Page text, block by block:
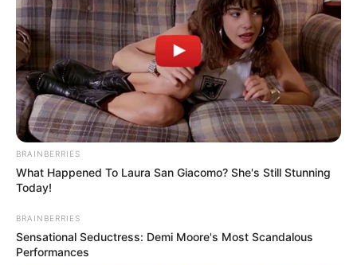
BRAINBERRIES
What Happened To Laura San Giacomo? She's Still Stunning
Today!
BRAINBERRIES
Sensational Seductress: Demi Moore's Most Scandalous
Performances